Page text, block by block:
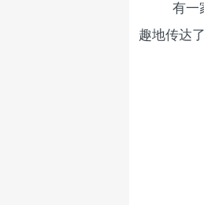
有一
趣地传达